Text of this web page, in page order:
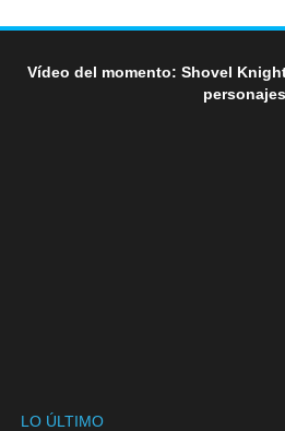
Vídeo del momento: Shovel
personajes
LO ÚLTIMO